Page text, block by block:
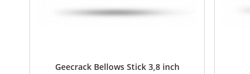
Geecrack Bellows Stick 3,8 inch